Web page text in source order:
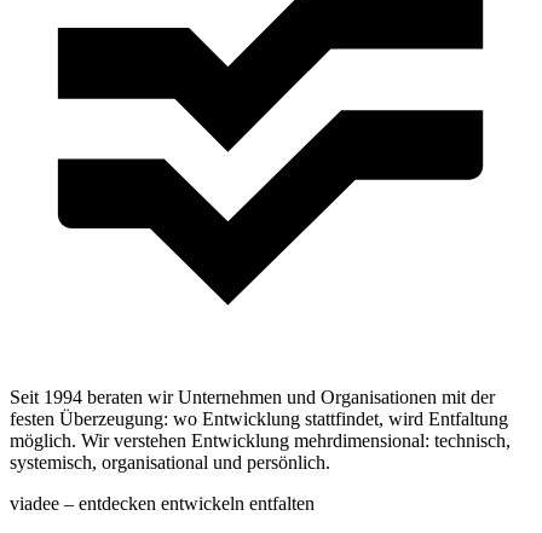
Seit 1994 beraten wir Unternehmen und Organisationen mit der
festen Überzeugung: wo Entwicklung stattfindet, wird Entfaltung
möglich. Wir verstehen Entwicklung mehrdimensional: technisch,
systemisch, organisational und persönlich.
viadee – entdecken entwickeln entfalten